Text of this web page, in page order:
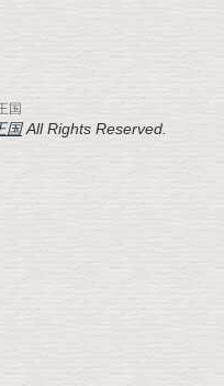
国
国All Rights Reserved.